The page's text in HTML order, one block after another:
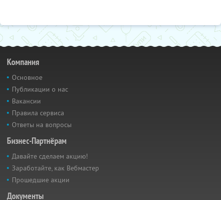
Компания
Основное
Публикации о нас
Вакансии
Правила сервиса
Ответы на вопросы
Бизнес-Партнёрам
Давайте сделаем акцию!
Заработайте, как Вебмастер
Прошедшие акции
Документы